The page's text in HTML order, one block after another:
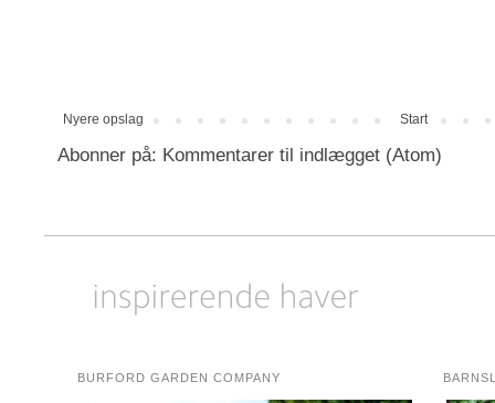
Nyere opslag Start
Abonner på: Kommentarer til indlægget (Atom)
BURFORD GARDEN COMPANY